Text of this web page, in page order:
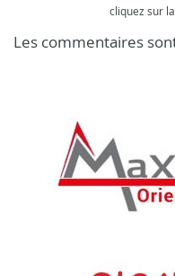
cliquez sur
Les commentaires